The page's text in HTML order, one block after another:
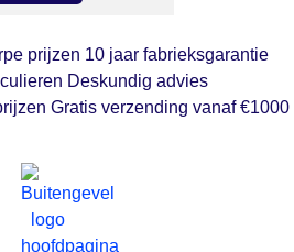
prijzen 10 jaar fabrieksgarantie
Deskundig advies
Gratis verzending vanaf €1000